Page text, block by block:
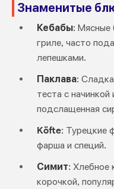
Знаменитые
Кебабы: Мясные
гриле, часто
лепешками.
Паклава:
теста с
подслащенная
Köfte: Турецкие
фарша и специй.
Симит: Хлебное
корочкой,